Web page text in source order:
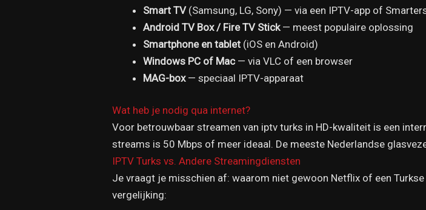
Smart TV(Samsung, LG, Sony) — via een IPTV-app of
Android TV Box / Fire TV Stick— meest populaire oplossing
Smartphone en tablet (iOS en Android)
Windows PC of Mac— via VLC of een browser
MAG-box— speciaal IPTV-apparaat
Wat heb je nodig qua internet?
Voor betrouwbaar streamen van iptv turks in HD-kwaliteit is een
streams is 50 Mbps of meer ideaal. De meeste Nederlandse
IPTV Turks vs. Andere Streamingdiensten
Je vraagt je misschien af: waarom niet gewoon Netflix of een
vergelijking: